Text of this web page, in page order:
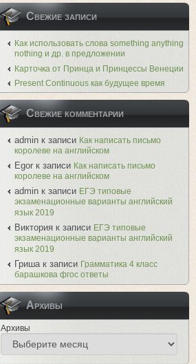
Свежие записи
Как использовать слова something anything
nothing и др. в предложении
Карточка от Принца и Принцессы Венеции
Present Continuous как будущее время
Свежие комментарии
admin к записи Как написать письмо
королеве на английском
Egor к записи Как написать письмо
королеве на английском
admin к записи ЕГЭ типовые
экзаменационные варианты английский
язык 2019
Виктория к записи ЕГЭ типовые
экзаменационные варианты английский
язык 2019
Гришак записи Грамматика 4 класс
барашкова фгос ответы
Архивы
Архивы